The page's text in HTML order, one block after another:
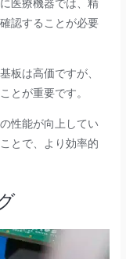
医療機器では、精
認することが必要
板は高価ですが、
とが重要です。
性能が向上してい
とで、より効率的